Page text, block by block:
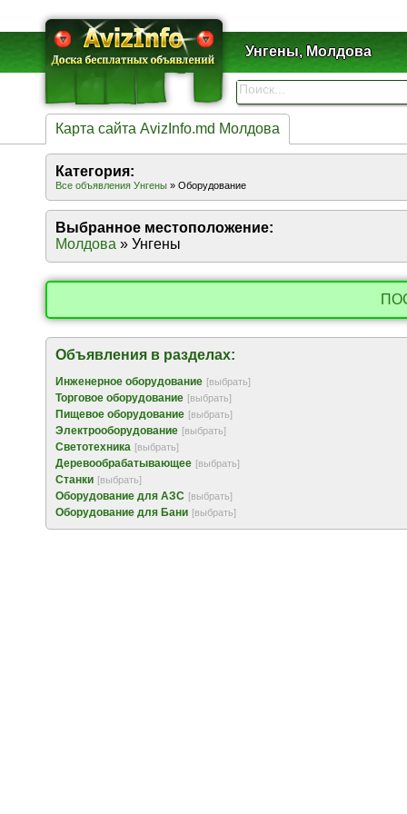
Унгены, Молдова
Карта сайта AvizInfo.md Молдова
Категория:
Все объявления Унгены » Оборудование
Выбранное местоположение:
Молдова » Унгены
Объявления в разделах:
Инженерное оборудование [выбрать]
Торговое оборудование [выбрать]
Пищевое оборудование [выбрать]
Электрооборудование [выбрать]
Светотехника [выбрать]
Деревообрабатывающее [выбрать]
Станки [выбрать]
Оборудование для АЗС [выбрать]
Оборудование для Бани [выбрать]